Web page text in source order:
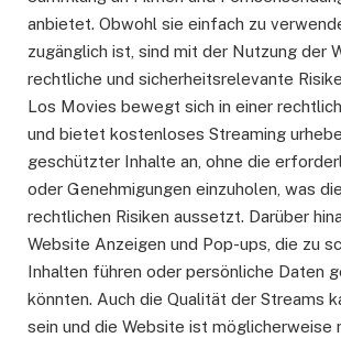
anbietet. Obwohl sie einfach zu
zugänglich ist, sind mit der Nutzung der
rechtliche und sicherheitsrelevante
Los Movies bewegt sich in einer
und bietet kostenloses Streaming
geschützter Inhalte an, ohne die
oder Genehmigungen einzuholen, was
rechtlichen Risiken aussetzt. Darüber
Website Anzeigen und Pop-ups, die zu
Inhalten führen oder persönliche Daten
könnten. Auch die Qualität der Streams
sein und die Website ist möglicherweise